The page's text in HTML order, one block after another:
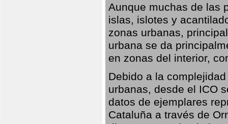
Aunque muchas de las
islas, islotes y
zonas urbanas,
urbana se da
en zonas del interior,
Debido a la
urbanas, desde el ICO
datos de ejemplares
Cataluña a través de